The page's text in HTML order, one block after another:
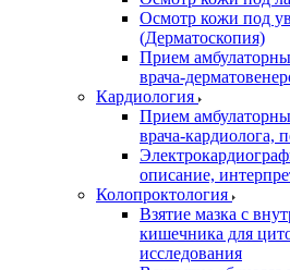
Осмотр кожи под
(Дерматоскопия)
Прием
врача-
Кардиология
Прием
врача-кардиолога,
описание,
Колопроктология
Взятие мазка с
кишечника для
исследования